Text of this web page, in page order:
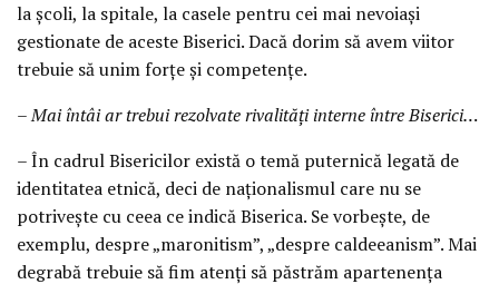
la școli, la spitale, la casele pentru cei mai nevoiași
gestionate de aceste Biserici. Dacă dorim să avem viitor
trebuie să unim forțe și competențe.
– Mai întâi ar trebui rezolvate rivalități interne între Biserici…
– În cadrul Bisericilor există o temă puternică legată de
identitatea etnică, deci de naționalismul care nu se
potrivește cu ceea ce indică Biserica. Se vorbește, de
exemplu, despre „maronitism”, „despre caldeeanism”. Mai
degrabă trebuie să fim atenți să păstrăm apartenența